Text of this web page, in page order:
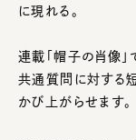
に現れる。
連載「帽子の肖像」
共通質問に対する
かび上がらせます。